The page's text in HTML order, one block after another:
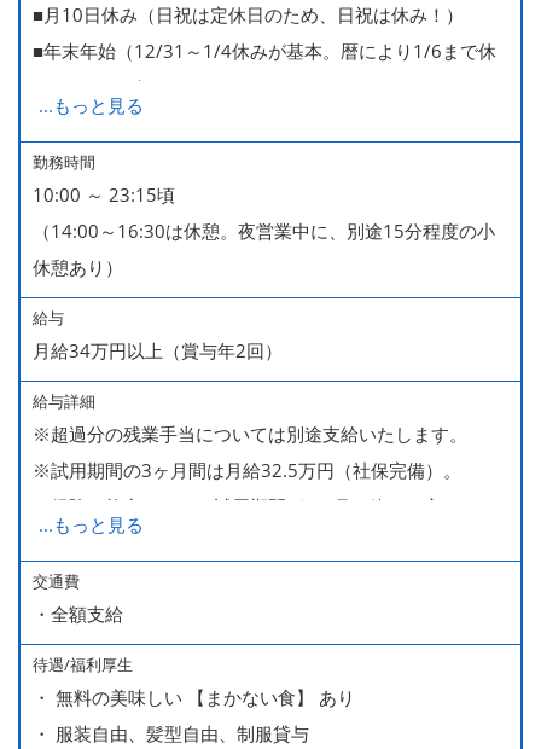
■月10日休み（日祝は定休日のため、日祝は休み！）
■年末年始（12/31～1/4休みが基本。暦により1/6まで休
みなどもございます）
■GW・お盆（暦通り）
■有給休暇
■慶弔休暇
■産休・育休（男性育休取得4名・女性産休2名・育休復帰
率100％ ＊2023～2025年実績）
...もっと見る
勤務時間
10:00 ～ 23:15頃
（14:00～16:30は休憩。夜営業中に、別途15分程度の小
休憩あり）
給与
月給34万円以上（賞与年2回）
給与詳細
※超過分の残業手当については別途支給いたします。
※試用期間の3ヶ月間は月給32.5万円（社保完備）。
経験・能力により、試用期間が1ヶ月で終わる方もいま
す。
※上記月給には、一律支給のみなし残業手当（月65時間
分・10万円）を含んでいます。
■ 昇給（随時）
■ 賞与 年２回（夏・秋）約１ヶ月分
...もっと見る
交通費
・全額支給
待遇/福利厚生
・ 無料の美味しい 【まかない食】 あり
・ 服装自由、髪型自由、制服貸与